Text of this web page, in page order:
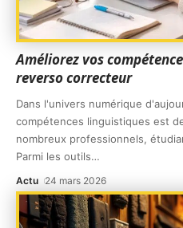
Améliorez vos
reverso correcteur
Dans l'univers numérique
compétences linguistiques est
nombreux professionnels,
Parmi les outils…
Actu 24 mars 2026